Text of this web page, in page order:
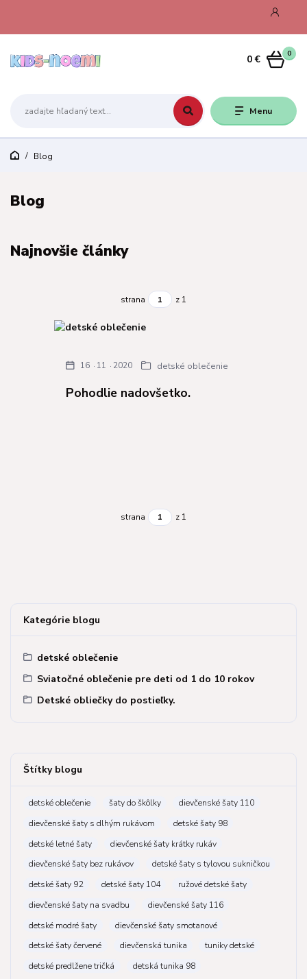
Menu
0
0 €
Blog
Kategórie blogu
detské oblečenie
Sviatočné oblečenie pre deti od 1 do 10 rokov
Detské obliečky do postieľky.
Štítky blogu
detské oblečenie šaty do škôlky
dievčenské šaty 110
dievčenské šaty s dlhým rukávom
detské šaty 98
detské letné šaty
dievčenské šaty krátky rukáv
dievčenské šaty bez rukávov
detské šaty s tylovou sukničkou
detské šaty 92
detské šaty 104
ružové detské šaty
dievčenské šaty na svadbu
dievčenské šaty 116
detské modré šaty
dievčenské šaty smotanové
detské šaty červené
dievčenská tunika
tuniky detské
detské predlžene tričká
detská tunika 98
Blog
Najnovšie články
strana z 1
Pohodlie nadovšetko.
16 11 2020 detské oblečenie
strana z 1